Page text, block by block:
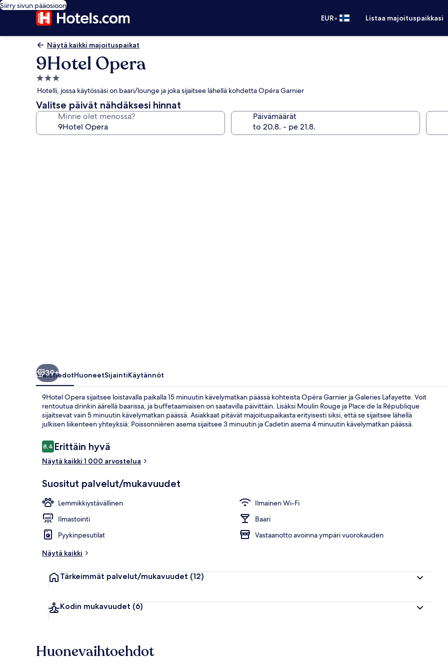
Siirry sivun pääosioon
EUR• Listaa majoituspaikkasi
Näytä kaikki majoituspaikat
9Hotel Opera
3.0
tähden
majoituspaikka
Hotelli, jossa käytössäsi on baari/lounge ja joka sijaitsee lähellä kohdetta Opéra Garnier
Valitse päivät nähdäksesi hinnat
Minne olet menossa? Päivämäärät
Superior-
39+
YleistiedotHuoneetSijaintiKäytännöt
9Hotel Opera sijaitsee loistavalla paikalla 15 minuutin kävelymatkan päässä kohteista Opéra Garnier ja Galeries Lafayette. Voit
rentoutua drinkin äärellä baarissa, ja buffetaamiaisen on saatavilla päivittäin. Lisäksi Moulin Rouge ja Place de la République
sijaitsevat vain 5 minuutin kävelymatkan päässä. Asiakkaat pitävät majoituspaikasta erityisesti siksi, että se sijaitsee lähellä
julkisen liikenteen yhteyksiä: Poissonnièren asema sijaitsee 3 minuutin ja Cadetin asema 4 minuutin kävelymatkan päässä.
Arvostelut
8,48,4 kautta 10.
Erittäin hyvä
Näytä kaikki 1 000 arvostelua
Suositut palvelut/mukavuudet
Lemmikkiystävällinen
Ilmainen Wi-Fi
Ilmastointi
Baari
Pyykinpesutilat
Vastaanotto avoinna ympäri vuorokauden
Näytä kaikki
Tärkeimmät palvelut/mukavuudet (12)
Kodin mukavuudet (6)
Huonevaihtoehdot